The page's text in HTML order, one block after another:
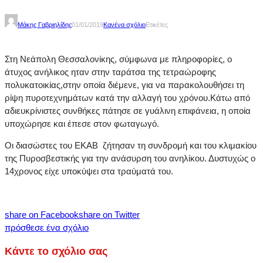
Μάκης Γαβριηλίδης01/01/2019Κανένα σχόλιοΕτικέτες
Στη Νεάπολη Θεσσαλονίκης, σύμφωνα με πληροφορίες, ο
άτυχος ανήλικος ηταν στην ταράτσα της τετραώροφης
πολυκατοικίας,στην οποία διέμενε, για να παρακολουθήσει τη
ρίψη πυροτεχνημάτων κατά την αλλαγή του χρόνου.Κάτω από
αδιευκρίνιστες συνθήκες πάτησε σε γυάλινη επιφάνεια, η οποία
υποχώρησε και έπεσε στον φωταγωγό.
Οι διασώστες του ΕΚΑΒ ζήτησαν τη συνδρομή και του κλιμακίου
της Πυροσβεστικής για την ανάσυρση του ανηλίκου. Δυστυχώς ο
14χρονος είχε υποκύψει στα τραύματά του.
share on Facebookshare on Twitter
πρόσθεσε ένα σχόλιο
Κάντε το σχόλιο σας